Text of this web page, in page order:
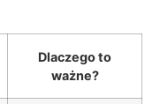
Dlaczego to
ważne?